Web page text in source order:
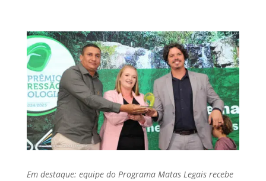
Em destaque: equipe do Programa Matas Legais recebe